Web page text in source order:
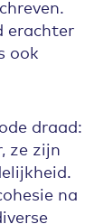
erachter
ook
draad:
ze zijn
na